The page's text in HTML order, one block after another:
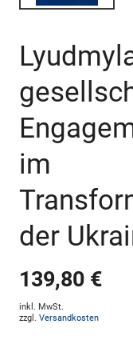
im
der
139,80 €
inkl. MwSt.
zzgl. Versandkosten